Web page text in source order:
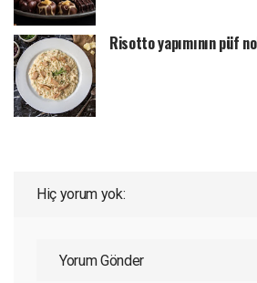
Risotto yapımının püf
Hiç yorum yok:
Yorum Gönder